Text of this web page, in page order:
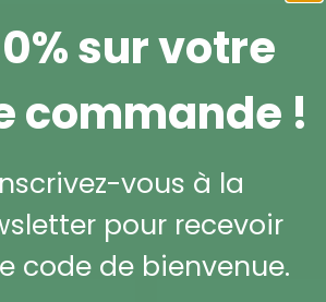
sur votre
commande !
vous à la
pour recevoir
code de bienvenue.